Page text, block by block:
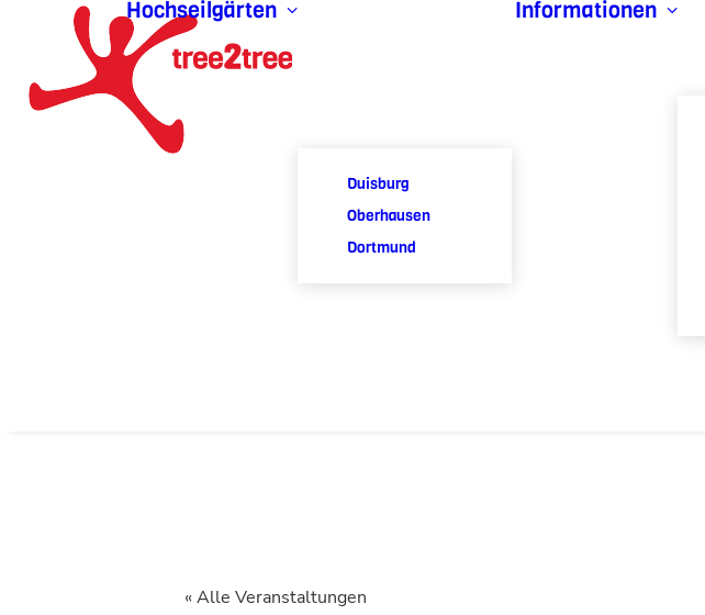
Hochseilgärten
Duisburg
Oberhausen
Dortmund
Informationen
« Alle Veranstaltungen